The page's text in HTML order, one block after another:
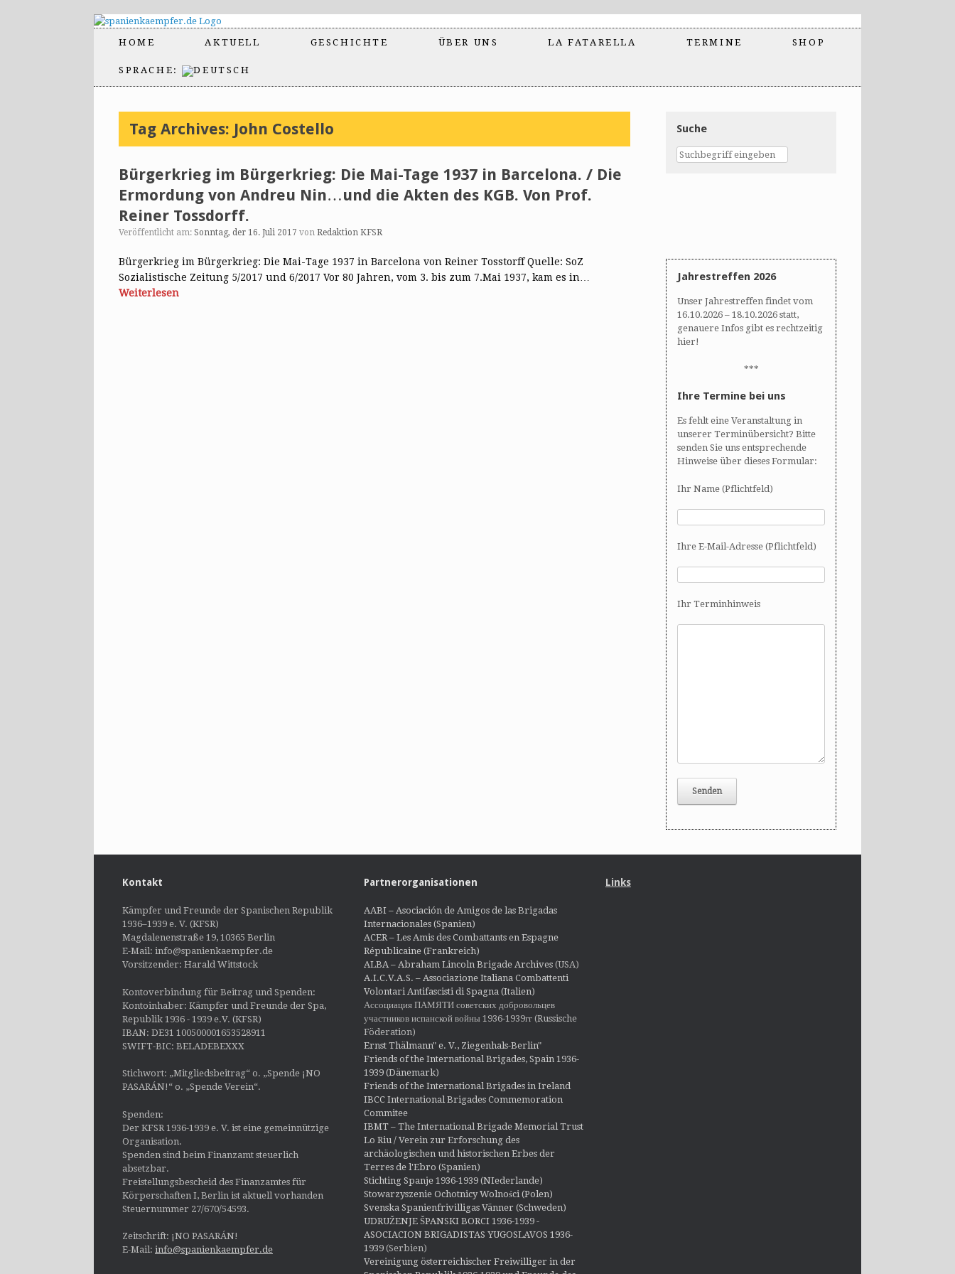
HOME AKTUELL GESCHICHTE ÜBER UNS LA FATARELLA TERMINE SHOP
SPRACHE:
Tag Archives: John Costello
Bürgerkrieg im Bürgerkrieg: Die Mai-Tage 1937 in Barcelona. / Die
Ermordung von Andreu Nin…und die Akten des KGB. Von Prof.
Reiner Tossdorff.
Veröffentlicht am: Sonntag, der 16. Juli 2017 von Redaktion KFSR
Bürgerkrieg im Bürgerkrieg: Die Mai-Tage 1937 in Barcelona von Reiner Tosstorff Quelle: SoZ
Sozialistische Zeitung 5/2017 und 6/2017 Vor 80 Jahren, vom 3. bis zum 7.Mai 1937, kam es in…
Weiterlesen
Suche
Jahrestreffen 2026
Unser Jahrestreffen findet vom
16.10.2026 – 18.10.2026 statt,
genauere Infos gibt es rechtzeitig
hier!
***
Ihre Termine bei uns
Es fehlt eine Veranstaltung in
unserer Terminübersicht? Bitte
senden Sie uns entsprechende
Hinweise über dieses Formular:
Ihr Name (Pflichtfeld)
Ihre E-Mail-Adresse (Pflichtfeld)
Ihr Terminhinweis
Kontakt
Kämpfer und Freunde der Spanischen Republik
1936–1939 e. V. (KFSR)
Magdalenenstraße 19, 10365 Berlin
E-Mail: info@spanienkaempfer.de
Vorsitzender: Harald Wittstock
Kontoverbindung für Beitrag und Spenden:
Kontoinhaber: Kämpfer und Freunde der Spa,
Republik 1936 - 1939 e.V. (KFSR)
IBAN: DE31 100500001653528911
SWIFT-BIC: BELADEBEXXX
Stichwort: „Mitgliedsbeitrag“ o. „Spende ¡NO
PASARÁN!“ o. „Spende Verein“.
Spenden:
Der KFSR 1936-1939 e. V. ist eine gemeinnützige
Organisation.
Spenden sind beim Finanzamt steuerlich
absetzbar.
Freistellungsbescheid des Finanzamtes für
Körperschaften I, Berlin ist aktuell vorhanden
Steuernummer 27/670/54593.
Zeitschrift: ¡NO PASARÁN!
E-Mail: info@spanienkaempfer.de
Partnerorganisationen
AABI – Asociación de Amigos de las Brigadas
Internacionales (Spanien)
ACER – Les Amis des Combattants en Espagne
Républicaine (Frankreich)
ALBA – Abraham Lincoln Brigade Archives(USA)
A.I.C.V.A.S. – Associazione Italiana Combattenti
Volontari Antifascisti di Spagna (Italien)
Ассоциация ПАМЯТИ советских добровольцев
участников испанской войны 1936-1939гг (Russische
Föderation)
Ernst Thälmann" e. V., Ziegenhals-Berlin"
Friends of the International Brigades, Spain 1936-
1939 (Dänemark)
Friends of the International Brigades in Ireland
IBCC International Brigades Commemoration
Commitee
IBMT – The International Brigade Memorial Trust
Lo Riu / Verein zur Erforschung des
archäologischen und historischen Erbes der
Terres de l'Ebro (Spanien)
Stichting Spanje 1936-1939 (NIederlande)
Stowarzyszenie Ochotnicy Wolności (Polen)
Svenska Spanienfrivilligas Vänner (Schweden)
UDRUŽENJE ŠPANSKI BORCI 1936-1939 -
ASOCIACION BRIGADISTAS YUGOSLAVOS 1936-
1939(Serbien)
Vereinigung österreichischer Freiwilliger in der
Links